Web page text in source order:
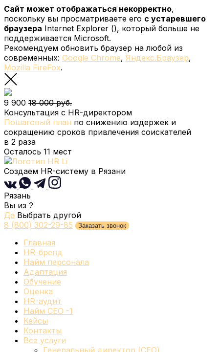
Сайт может отображаться некорректно,
поскольку вы просматриваете его с устаревшего
браузера Internet Explorer (), который больше не
поддерживается Microsoft.
Рекомендуем обновить браузер на любой из
современных: Google Chrome, Яндекс.Браузер,
Mozilla FireFox.
9 900 18 000 руб.
Консультация с HR-директором
Пошаговый план по снижению издержек и
сокращению сроков привлечения соискателей
в 2 раза
Осталось 11 мест
Создаем HR-систему в Рязани
Рязань
Вы из ?
Да Выбрать другой
8 (800) 302-29-85
Заказать звонок
Главная
HR-бренд
Найм персонала
Адаптация
Обучение
Оценка
HR-аудит
Найм СЕО -1
Кейсы
Контакты
Все услуги
Генеральный директор (CEO)